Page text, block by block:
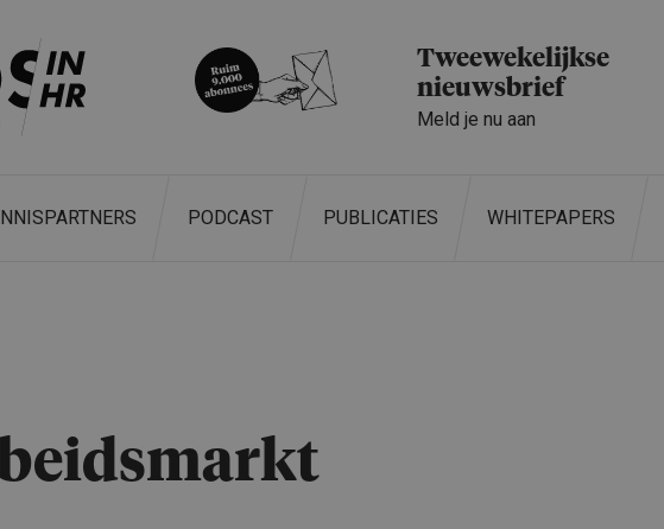
Tweewekelijkse
nieuwsbrief
Meld je nu aan
PODCAST PUBLICATIES WHITEPAPERS